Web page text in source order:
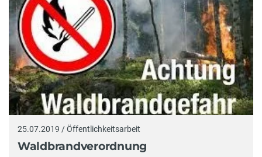
25.07.2019 / Öffentlichkeitsarbeit
Waldbrandverordnung